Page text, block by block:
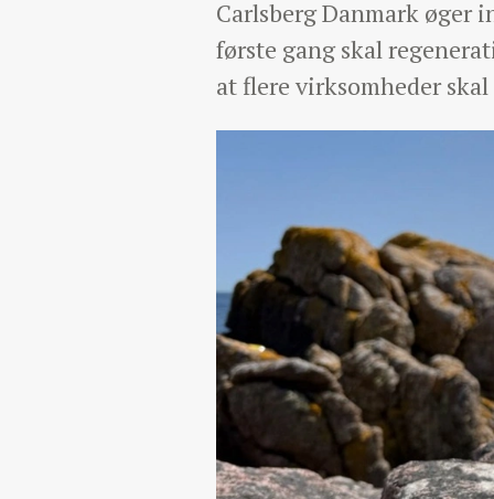
Carlsberg Danmark øger
første gang skal
at flere virksomheder